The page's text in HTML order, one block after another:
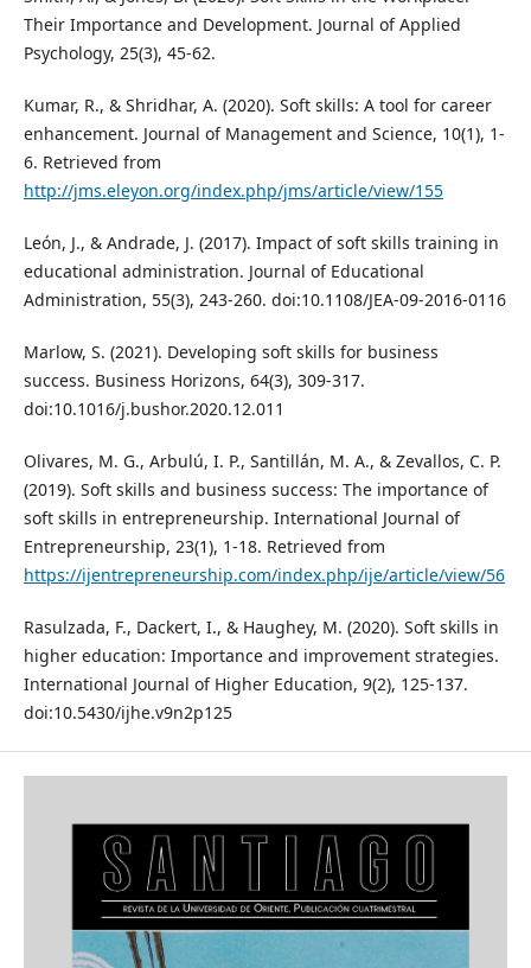
Their Importance and Development. Journal of Applied
Psychology, 25(3), 45-62.
Kumar, R., & Shridhar, A. (2020). Soft skills: A tool for career
enhancement. Journal of Management and Science, 10(1), 1-
6. Retrieved from
http://jms.eleyon.org/index.php/jms/article/view/155
León, J., & Andrade, J. (2017). Impact of soft skills training in
educational administration. Journal of Educational
Administration, 55(3), 243-260. doi:10.1108/JEA-09-2016-0116
Marlow, S. (2021). Developing soft skills for business
success. Business Horizons, 64(3), 309-317.
doi:10.1016/j.bushor.2020.12.011
Olivares, M. G., Arbulú, I. P., Santillán, M. A., & Zevallos, C. P.
(2019). Soft skills and business success: The importance of
soft skills in entrepreneurship. International Journal of
Entrepreneurship, 23(1), 1-18. Retrieved from
https://ijentrepreneurship.com/index.php/ije/article/view/56
Rasulzada, F., Dackert, I., & Haughey, M. (2020). Soft skills in
higher education: Importance and improvement strategies.
International Journal of Higher Education, 9(2), 125-137.
doi:10.5430/ijhe.v9n2p125